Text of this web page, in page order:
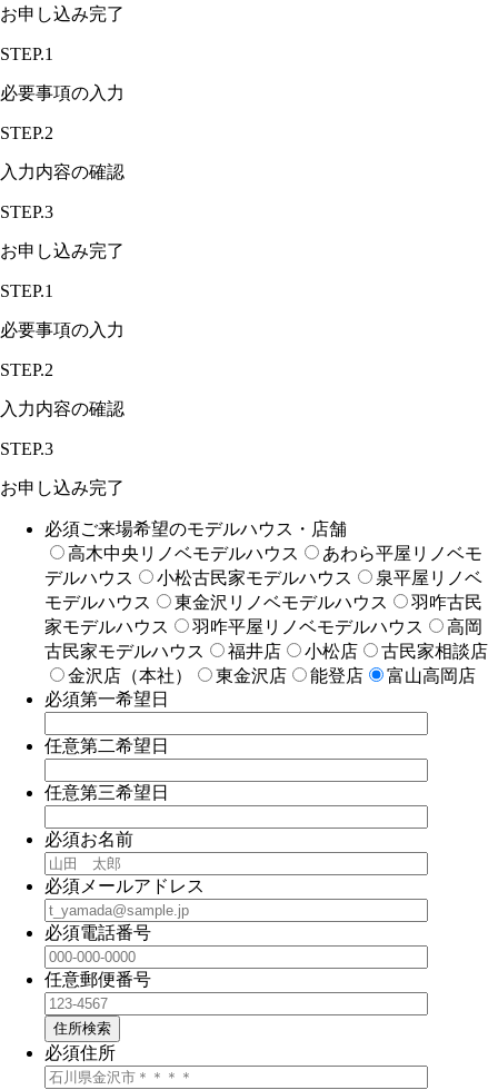
お申し込み完了
STEP.1
必要事項の入力
STEP.2
入力内容の確認
STEP.3
お申し込み完了
STEP.1
必要事項の入力
STEP.2
入力内容の確認
STEP.3
お申し込み完了
必須ご来場希望のモデルハウス・店舗
高木中央リノベモデルハウス
あわら平屋リノベモ
デルハウス
小松古民家モデルハウス
泉平屋リノベ
モデルハウス
東金沢リノベモデルハウス
羽咋古民
家モデルハウス
羽咋平屋リノベモデルハウス
高岡
古民家モデルハウス
福井店 小松店
古民家相談店
金沢店（本社）
東金沢店 能登店
富山高岡店
必須第一希望日
任意第二希望日
任意第三希望日
必須お名前
必須 メールアドレス
必須電話番号
任意郵便番号
住所検索
必須住所